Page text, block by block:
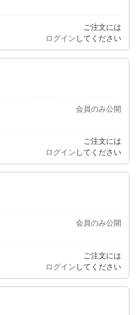
ご注文には
ログイン してください
会員のみ公開
ご注文には
ログイン してください
会員のみ公開
ご注文には
ログイン してください